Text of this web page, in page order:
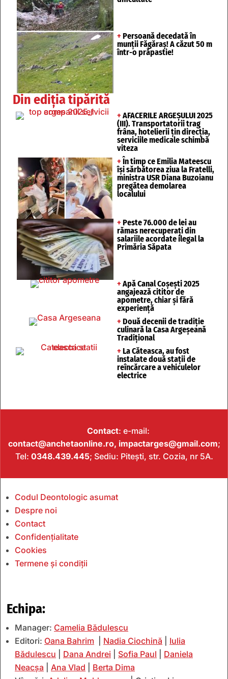
+ Persoană decedată în
munții Făgăraș! A căzut 50 m
într-o prăpastie!
Din ediția tipărită
+ AFACERILE ARGEȘULUI 2025
(III). Transportatorii trag
frâna, hotelierii țin direcția,
serviciile medicale schimbă
viteza
+ În timp ce Emilia Mateescu
își sărbătorea ziua la Fratelli,
ministra USR Diana Buzoianu
pregătea demolarea
localului
+ Peste 76.000 de lei au
rămas nerecuperați din
salariile acordate ilegal la
Primăria Săpata
+ Apă Canal Coșești 2025
angajează cititor de
apometre, chiar și fără
experiență
+ Două decenii de tradiție
culinară la Casa Argeșeană
Tradițional
+ La Căteasca, au fost
instalate două stații de
reîncărcare a vehiculelor
electrice
Contact: e-mail:
contact@anchetaonline.ro, impactarges@gmail.com;
Tel: 0348.439.445; Sediu: Pitești, str. Cozia, nr 5A.
Codul Deontologic asumat
Despre noi
Contact
Confidențialitate
Cookies
Termene și condiții
Echipa:
Manager: Camelia Bădulescu
Editori: Oana Bahrim Nadia Ciochină
Iulia
Bădulescu
Dana Andrei Sofia Paul
Daniela
Neacșa
Ana Vlad
Berta Dima